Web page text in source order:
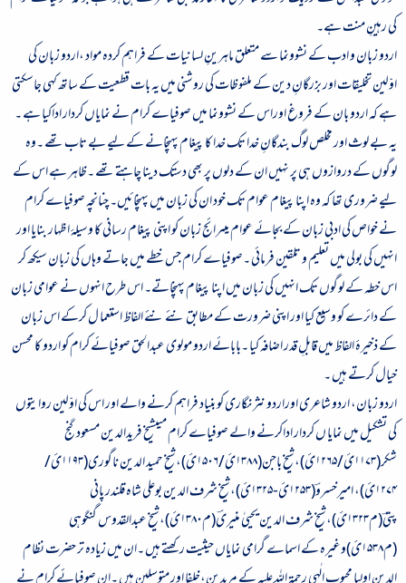
کی رہینِ منت ہے۔
اردو زبان و ادب کے نشوونما سے متعلق ماہرینِ لسانیات کے فراہم کردہ مواد ،اردو زبان کی
اوّلین تخلیقات اور بزرگانِ دین کے ملفوظات کی روشنی میں یہ بات قطعیت کے ساتھ کہی جاسکتی
ہے کہ اردو بان کے فروغ اوراس کے نشوونما میں صوفیاے کرام نے نمایاں کردار اداکیا ہے ۔
یہ بے لوث اور مخلص لوگ بندگانِ خدا تک خدا کا پیغام پہنچانے کے لیے بے تاب تھے ۔وہ
لوگوں کے دروازوں ہی پر نہیں ان کے دلوں پر بھی دستک دینا چاہتے تھے ۔ظاہر ہے اس کے
لیے ضروری تھا کہ وہ اپنا پیغام عوام تک خود ان کی زبان میں پہنچائیں۔ چنانچہ صوفیاے کرام
نے خواص کی ادبی زبان کے بجائے عوام میںرائج زبان کو اپنی پیغام رسانی کا وسیلۂ اظہار بنایا اور
انہیں کی بولی میں تعلیم و تلقین فرمائی ۔صوفیاے کرام جس خطے میں جاتے وہاں کی زبان سیکھ کر
اس خطہ کے لوگوں تک انہیں کی زبان میں اپنا پیغام پہنچاتے۔ اس طرح انہوں نے عوامی زبان
کے دائرے کو وسیع کیا اور اپنی ضرورت کے مطابق نئے نئے الفاظ استعما ل کرکے اس زبان
کے ذخیرۂ الفاظ میں قابلِ قدر اضافہ کیا ۔بابائے اردو مولوی عبدالحق صوفیائے کرام کو اردو کا محسن
خیال کرتے ہیں ۔
اردو زبان، اردو شاعری اوراردو نثر نگاری کو بنیاد فراہم کرنے والے اور اس کی اوّلین روایتوں
کی تشکیل میں نمایا ں کردار اداکرنے والے صوفیاے کرام میںشیخ فریدالدین مسعود گنج
شکر(۱۱۷۳ئ/۱۲۶۵ئ)،شیخ باجن(۱۳۸۸ئ/۱۵۰۶ئ)،شیخ حمید الدین ناگوری(۱۱۹۳ئ/
۱۲۷۴ئ)، امیرخسروؔ(۱۲۵۳ئ-۱۳۲۵ئ)،شیخ شرف الدین بوعلی شاہ قلندر پانی
پتیؔ(م۱۳۲۳ئ)،شیخ شرف الدین یحییٰ منیریؔ(م۱۳۸۰ئ)،شیخ عبدالقدوس گنگوہی
(م۱۵۳۸ئ)وغیرہ کے اسماے گرامی نمایاں حیثیت رکھتے ہیں ۔ان میں زیادہ تر حضرت نظام